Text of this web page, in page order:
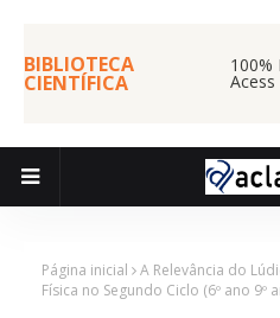
BIBLIOTECA
CIENTÍFICA
100%
Acess
Página inicial
A Relevância do
Física no Segundo Ciclo (6º ano 9º